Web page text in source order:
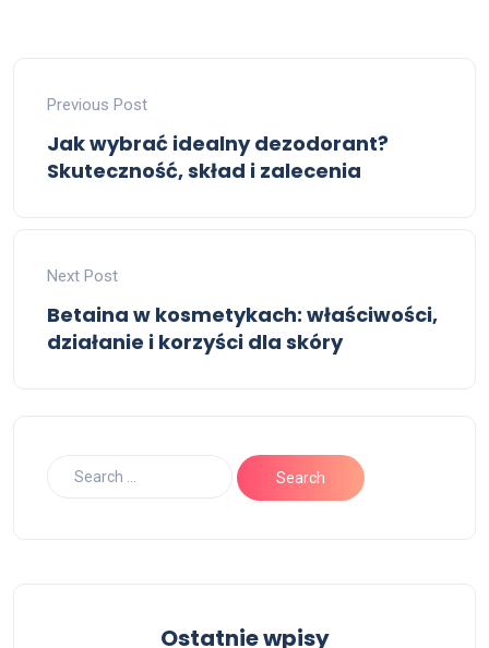
Previous Post
Jak wybrać idealny dezodorant?
Skuteczność, skład i zalecenia
Next Post
Betaina w kosmetykach: właściwości,
działanie i korzyści dla skóry
Ostatnie wpisy